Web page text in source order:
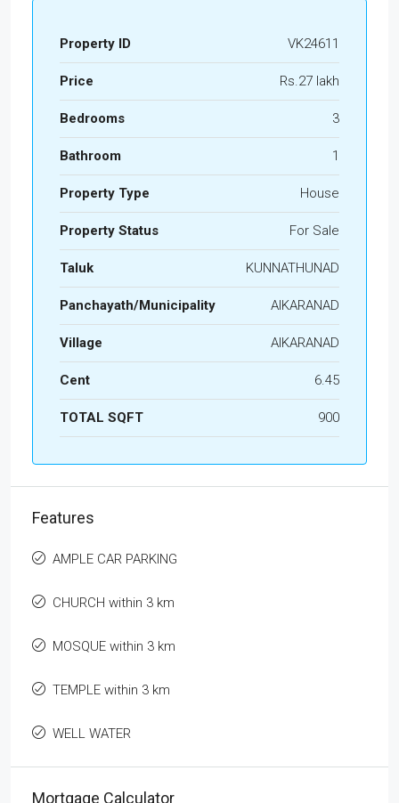
Property ID VK24611
Price Rs.27 lakh
Bedrooms 3
Bathroom 1
Property Type House
Property Status For Sale
Taluk KUNNATHUNAD
Panchayath/Municipality AIKARANAD
Village AIKARANAD
Cent 6.45
TOTAL SQFT 900
Features
AMPLE CAR PARKING
CHURCH within 3 km
MOSQUE within 3 km
TEMPLE within 3 km
WELL WATER
Mortgage Calculator